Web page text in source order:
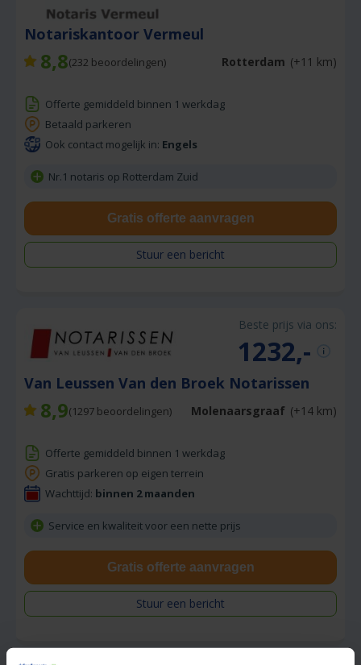
Notariskantoor Vermeul
8,8(232 beoordelingen) Rotterdam (+11 km)
Offerte gemiddeld binnen 1 werkdag
Betaald parkeren
Ook contact mogelijk in: Engels
Nr.1 notaris op Rotterdam Zuid
Gratis offerte aanvragen
Stuur een bericht
Beste prijs via ons:
1232,-
Van Leussen Van den Broek Notarissen
8,9(1297 beoordelingen) Molenaarsgraaf (+14 km)
Offerte gemiddeld binnen 1 werkdag
Gratis parkeren op eigen terrein
Wachttijd: binnen 2 maanden
Service en kwaliteit voor een nette prijs
Gratis offerte aanvragen
Stuur een bericht